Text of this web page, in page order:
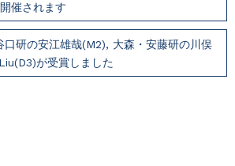
催されます
口研の安江雄哉(M2), 大森・安藤研の川俣
が受賞しました